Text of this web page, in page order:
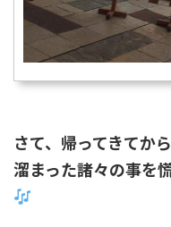
さて、帰ってきてから
溜まった諸々の事を